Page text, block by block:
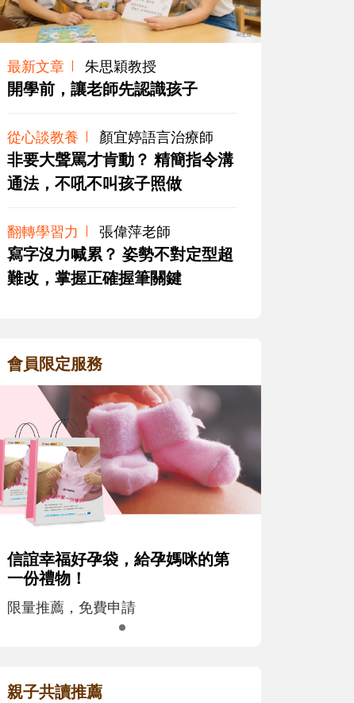
最新文章 朱思穎教授
開學前，讓老師先認識孩子
從心談教養 顏宜婷語言治療師
非要大聲罵才肯動？ 精簡指令溝
通法，不吼不叫孩子照做
翻轉學習力 張偉萍老師
寫字沒力喊累？ 姿勢不對定型超
難改，掌握正確握筆關鍵
會員限定服務
信誼幸福好孕袋，給孕媽咪的第
一份禮物！
限量推薦，免費申請
親子共讀推薦